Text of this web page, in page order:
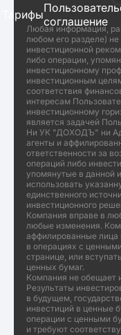
Тарифысоглашение
Любая информация,
любом его разделе)
инвестиционной
либо операции,
инвестиционному
инвестиционным
соответствия
интересам
инвестиционному
является задачей
Ни УК "ДОХОДЪ" ни
агенты и
ответственности за
операций либо
упомянутые в данной
использовать
единственного
инвестиционного
Компания вправе в
любые изменения.
аффилированные лица
в операциях с
странице, или
ценных бумаг.
Компания не обещает
Результаты
в будущем,
инвестиций в ценные
операции с ценными
и требуют